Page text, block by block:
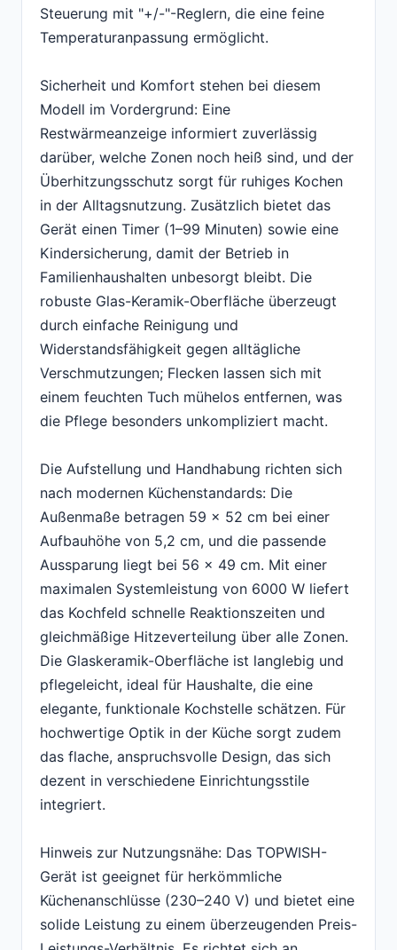
Steuerung mit "+/-"-Reglern, die eine feine
Temperaturanpassung ermöglicht.
Sicherheit und Komfort stehen bei diesem
Modell im Vordergrund: Eine
Restwärmeanzeige informiert zuverlässig
darüber, welche Zonen noch heiß sind, und der
Überhitzungsschutz sorgt für ruhiges Kochen
in der Alltagsnutzung. Zusätzlich bietet das
Gerät einen Timer (1–99 Minuten) sowie eine
Kindersicherung, damit der Betrieb in
Familienhaushalten unbesorgt bleibt. Die
robuste Glas-Keramik-Oberfläche überzeugt
durch einfache Reinigung und
Widerstandsfähigkeit gegen alltägliche
Verschmutzungen; Flecken lassen sich mit
einem feuchten Tuch mühelos entfernen, was
die Pflege besonders unkompliziert macht.
Die Aufstellung und Handhabung richten sich
nach modernen Küchenstandards: Die
Außenmaße betragen 59 x 52 cm bei einer
Aufbauhöhe von 5,2 cm, und die passende
Aussparung liegt bei 56 x 49 cm. Mit einer
maximalen Systemleistung von 6000 W liefert
das Kochfeld schnelle Reaktionszeiten und
gleichmäßige Hitzeverteilung über alle Zonen.
Die Glaskeramik-Oberfläche ist langlebig und
pflegeleicht, ideal für Haushalte, die eine
elegante, funktionale Kochstelle schätzen. Für
hochwertige Optik in der Küche sorgt zudem
das flache, anspruchsvolle Design, das sich
dezent in verschiedene Einrichtungsstile
integriert.
Hinweis zur Nutzungsnähe: Das TOPWISH-
Gerät ist geeignet für herkömmliche
Küchenanschlüsse (230–240 V) und bietet eine
solide Leistung zu einem überzeugenden Preis-